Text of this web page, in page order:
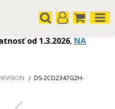
od 1.3.2026, NA
DS-2CD2347G2H-